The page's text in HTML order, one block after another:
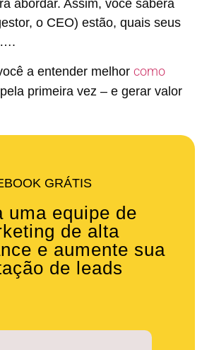
abordar. Assim, você saberá
o CEO) estão, quais seus
a entender melhor como
pela primeira vez – e gerar valor
GRÁTIS
uma equipe de
de alta
e aumente sua
de leads